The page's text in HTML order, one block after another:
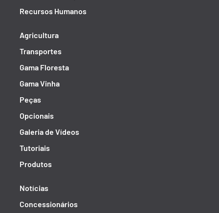
Recursos Humanos
Agricultura
Transportes
Gama Floresta
Gama Vinha
Peças
Opcionais
Galeria de Vídeos
Tutoriais
Produtos
Notícias
Concessionários